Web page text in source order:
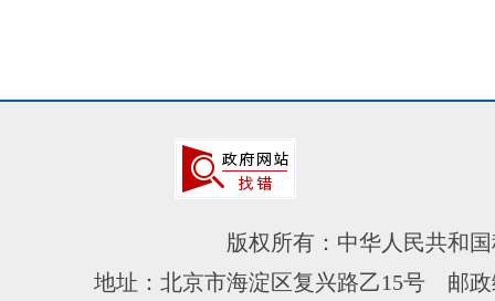
版权所有：中华人民共和
地址：北京市海淀区复兴路乙15号 邮